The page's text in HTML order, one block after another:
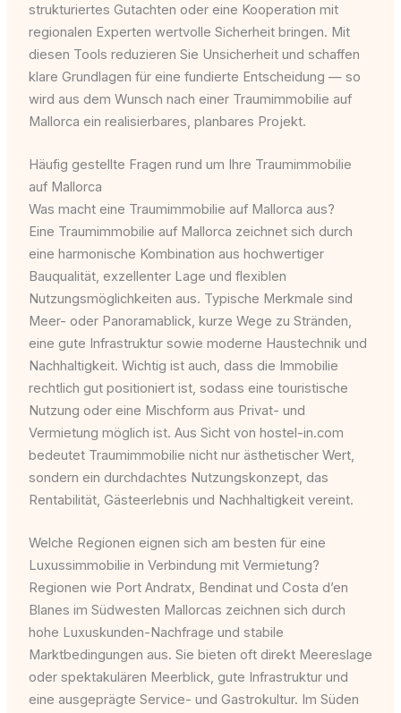
strukturiertes Gutachten oder eine Kooperation mit
regionalen Experten wertvolle Sicherheit bringen. Mit
diesen Tools reduzieren Sie Unsicherheit und schaffen
klare Grundlagen für eine fundierte Entscheidung — so
wird aus dem Wunsch nach einer Traumimmobilie auf
Mallorca ein realisierbares, planbares Projekt.
Häufig gestellte Fragen rund um Ihre Traumimmobilie
auf Mallorca
Was macht eine Traumimmobilie auf Mallorca aus?
Eine Traumimmobilie auf Mallorca zeichnet sich durch
eine harmonische Kombination aus hochwertiger
Bauqualität, exzellenter Lage und flexiblen
Nutzungsmöglichkeiten aus. Typische Merkmale sind
Meer- oder Panoramablick, kurze Wege zu Stränden,
eine gute Infrastruktur sowie moderne Haustechnik und
Nachhaltigkeit. Wichtig ist auch, dass die Immobilie
rechtlich gut positioniert ist, sodass eine touristische
Nutzung oder eine Mischform aus Privat- und
Vermietung möglich ist. Aus Sicht von hostel-in.com
bedeutet Traumimmobilie nicht nur ästhetischer Wert,
sondern ein durchdachtes Nutzungskonzept, das
Rentabilität, Gästeerlebnis und Nachhaltigkeit vereint.
Welche Regionen eignen sich am besten für eine
Luxussimmobilie in Verbindung mit Vermietung?
Regionen wie Port Andratx, Bendinat und Costa d’en
Blanes im Südwesten Mallorcas zeichnen sich durch
hohe Luxuskunden-Nachfrage und stabile
Marktbedingungen aus. Sie bieten oft direkt Meereslage
oder spektakulären Meerblick, gute Infrastruktur und
eine ausgeprägte Service- und Gastrokultur. Im Süden